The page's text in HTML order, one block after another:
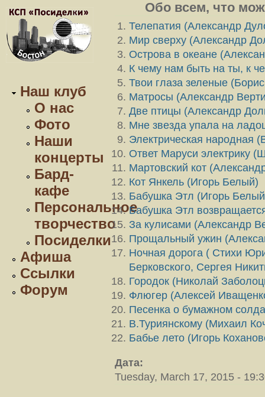
Наш клуб
О нас
Фото
Наши
концерты
Бард-
кафе
Персональное
творчество
Посиделки
Афиша
Ссылки
Форум
Обо всем, что
Телепатия (Александр
Мир сверху (Александр
Острова в океане
К чему нам быть на ты, к
Твои глаза зеленые
Матросы (Александр
Две птицы (Александр
Мне звезда упала на
Электрическая народная
Ответ Маруси электрику
Мартовский кот
Кот Янкель (Игорь Белый)
Бабушка Этл (Игорь
Бабушка Этл
За кулисами (Александр
Прощальный ужин
Ночная дорога ( Стихи
Берковского, Сергея
Городок (Николай
Флюгер (Алексей
Песенка о бумажном
В.Туриянскому (Михаил
Бабье лето (Игорь
Дата:
Tuesday, March 17, 2015 -